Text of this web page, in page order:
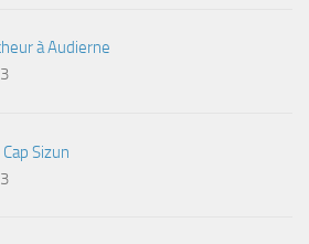
à Audierne
Sizun